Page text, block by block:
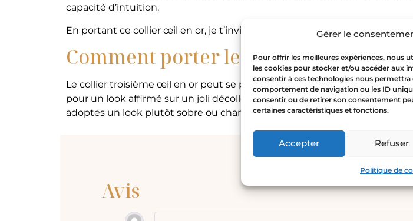
Gérer le
Pour offrir les meilleures expériences, nous
les cookies pour stocker et/ou accéder aux
consentir à ces technologies nous permettra
comportement de navigation ou les ID
consentir ou de retirer son consentement
certaines caractéristiques et fonctions.
Accepter Refuser
Politique de
capacité d’intuition.
En portant ce collier œil en or, je t’invite à te faire confiance, à croire en
Comment porter le collier œil Regard
Le collier troisième œil en or peut se porter seul ou en accumulation.
pour un look affirmé sur un joli décolleté. Le collier œil en or peut aussi se
adoptes un look plutôt sobre ou chargé, le collier œil Regard en or
Avis